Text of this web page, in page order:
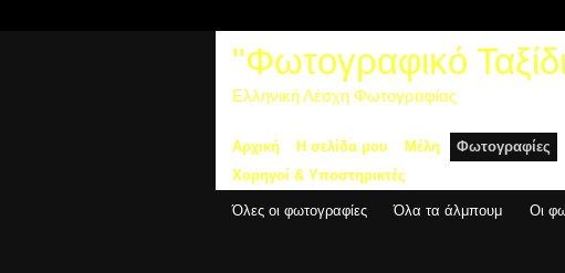
"Φωτογραφικό
Ελληνική Λέσχη Φωτογραφίας
Αρχική Η σελίδα μου Μέλη Φωτογραφίες
Χορηγοί & Υποστηρικτές
Όλες οι φωτογραφίες Όλα τα άλμπουμ Οι